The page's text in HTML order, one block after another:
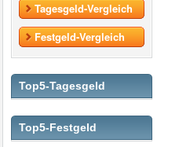
Tagesgeld-Vergleich
Festgeld-Vergleich
Top5-Tagesgeld
Top5-Festgeld